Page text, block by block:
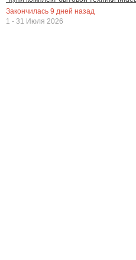
Закончилась 9 дней назад
1 - 31 Июля 2026